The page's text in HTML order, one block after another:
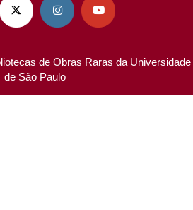
  
de Obras Raras da Universidade
de São Paulo